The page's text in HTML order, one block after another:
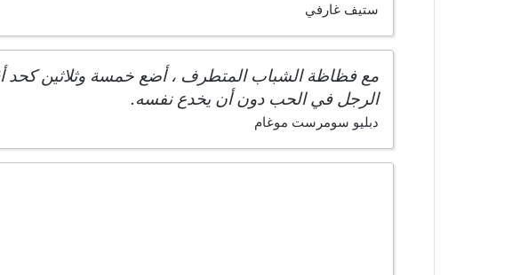
ستيف غارفي
مع فظاظة الشباب المتطرف ، أضع خمسة وثلاثين كحد
الرجل في الحب دون أن يخدع نفسه.
دبليو سومرست موغام